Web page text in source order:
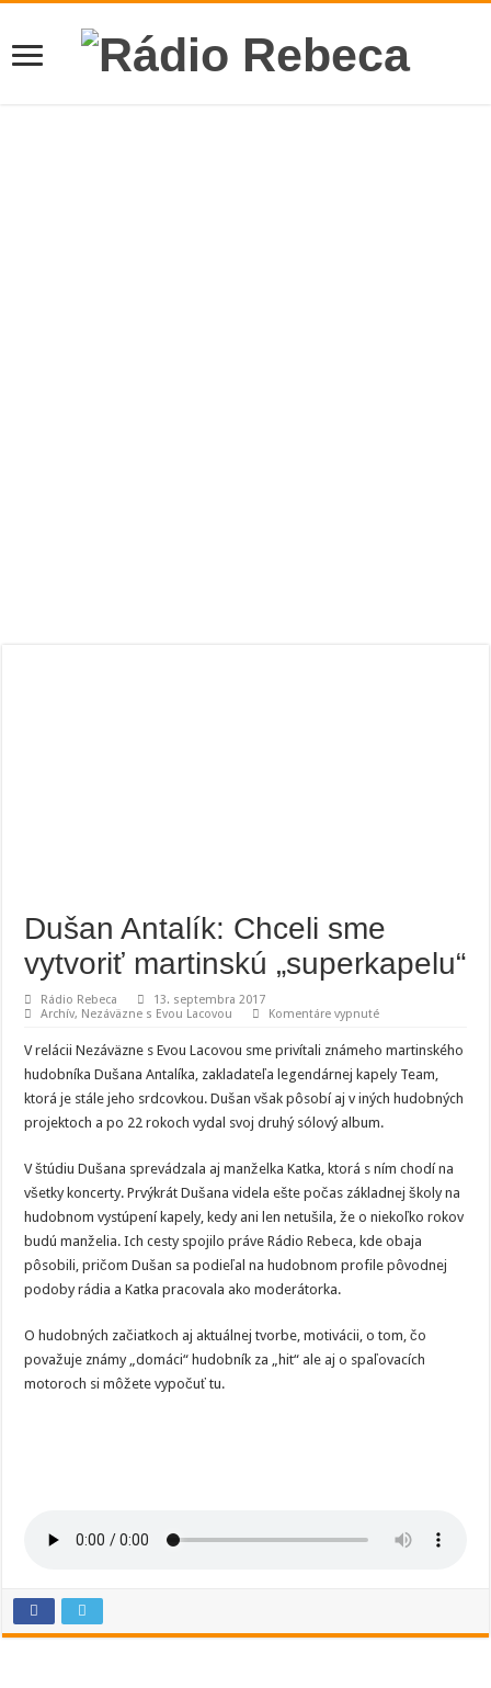
Dušan Antalík: Chceli sme
vytvoriť martinskú „superkapelu“
Rádio Rebeca
13. septembra 2017
Archív, Nezáväzne s Evou Lacovou Komentáre vypnuténa
Antalík:
Chceli
sme
vytvoriť
martinskú
V relácii Nezáväzne s Evou Lacovou sme privítali známeho martinského
hudobníka Dušana Antalíka, zakladateľa legendárnej kapely Team,
ktorá je stále jeho srdcovkou. Dušan však pôsobí aj v iných hudobných
projektoch a po 22 rokoch vydal svoj druhý sólový album.
V štúdiu Dušana sprevádzala aj manželka Katka, ktorá s ním chodí na
všetky koncerty. Prvýkrát Dušana videla ešte počas základnej školy na
hudobnom vystúpení kapely, kedy ani len netušila, že o niekoľko rokov
budú manželia. Ich cesty spojilo práve Rádio Rebeca, kde obaja
pôsobili, pričom Dušan sa podieľal na hudobnom profile pôvodnej
podoby rádia a Katka pracovala ako moderátorka.
O hudobných začiatkoch aj aktuálnej tvorbe, motivácii, o tom, čo
považuje známy „domáci“ hudobník za „hit“ ale aj o spaľovacích
motoroch si môžete vypočuť tu.